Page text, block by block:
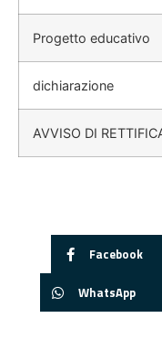
Progetto educativo
dichiarazione
AVVISO DI
Facebook
WhatsApp